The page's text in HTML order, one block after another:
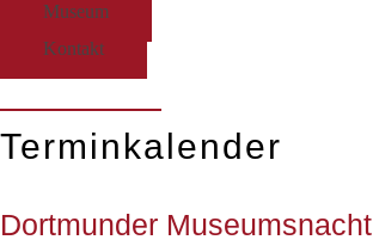
Museum
Kontakt
Terminkalender
Dortmunder Museumsnacht